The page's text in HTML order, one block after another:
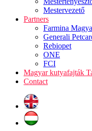
Mestervezető
Partners
Farmina
Generali
Rebiopet
ONE
FCI
Magyar kutyafajták
Contact